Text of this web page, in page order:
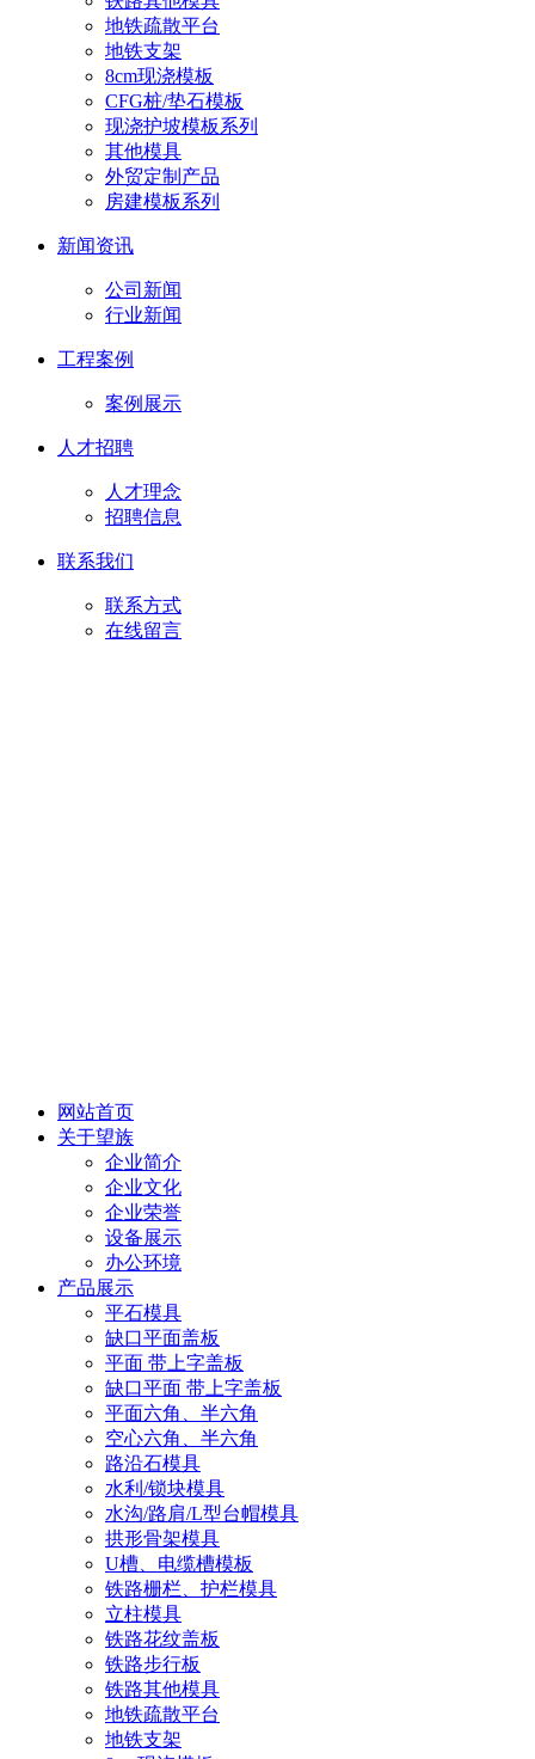
地铁疏散平台
地铁支架
8cm现浇模板
CFG桩/垫石模板
现浇护坡模板系列
其他模具
外贸定制产品
房建模板系列
新闻资讯
公司新闻
行业新闻
工程案例
案例展示
人才招聘
人才理念
招聘信息
联系我们
联系方式
在线留言
网站首页
关于望族
企业简介
企业文化
企业荣誉
设备展示
办公环境
产品展示
平石模具
缺口平面盖板
平面 带上字盖板
缺口平面 带上字盖板
平面六角、半六角
空心六角、半六角
路沿石模具
水利/锁块模具
水沟/路肩/L型台帽模具
拱形骨架模具
U槽、电缆槽模板
铁路栅栏、护栏模具
立柱模具
铁路花纹盖板
铁路步行板
铁路其他模具
地铁疏散平台
地铁支架